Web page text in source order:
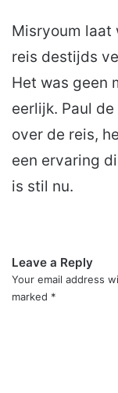
Misryoum laat
reis destijds
Het was geen
eerlijk. Paul
over de reis,
een ervaring
is stil nu.
Leave a Reply
Your email address
marked *